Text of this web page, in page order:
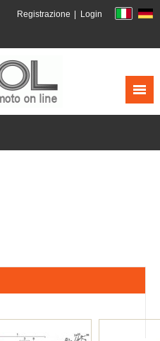
Registrazione Login